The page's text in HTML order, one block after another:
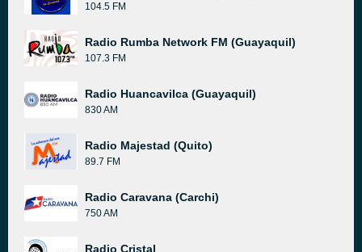
104.5 FM
Radio Rumba Network FM (Guayaquil)
107.3 FM
Radio Huancavilca (Guayaquil)
830 AM
Radio Majestad (Quito)
89.7 FM
Radio Caravana (Carchi)
750 AM
Radio Cristal